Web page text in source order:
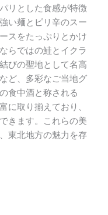
リとした食感が特徴
い麺とピリ辛のスー
スをたっぷりとかけ
らではの鮭とイクラ
びの聖地として名高
ど、多彩なご当地グ
食中酒と称される
に取り揃えており、
きます。これらの美
東北地方の魅力を存